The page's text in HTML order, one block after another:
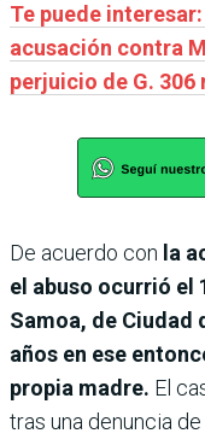
Te puede
acusación contra
perjuicio de G. 306
De acuerdo con la
el abuso ocurrió el
Samoa, de Ciudad
años en ese
propia madre. El
tras una denuncia